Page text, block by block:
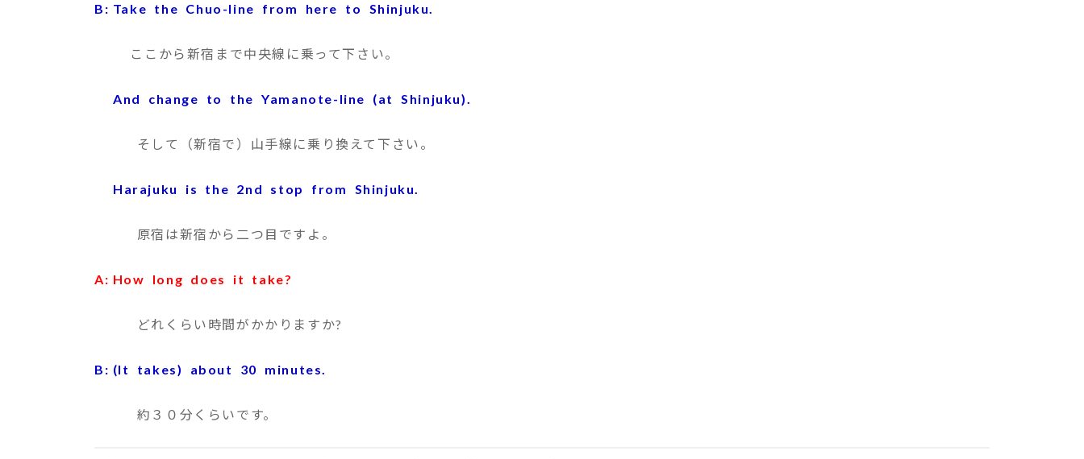
B: Take the Chuo-line from here to Shinjuku.
ここから新宿まで中央線に乗って下さい。
And change to the Yamanote-line (at Shinjuku).
そして（新宿で）山手線に乗り換えて下さい。
Harajuku is the 2nd stop from Shinjuku.
原宿は新宿から二つ目ですよ。
A: How long does it take?
どれくらい時間がかかりますか?
B: (It takes) about 30 minutes.
約３０分くらいです。